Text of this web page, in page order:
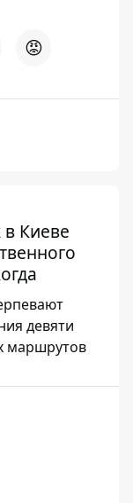
😡
Киеве
девяти
маршрутов